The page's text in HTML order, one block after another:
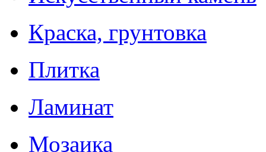
Краска, грунтовка
Плитка
Ламинат
Мозаика